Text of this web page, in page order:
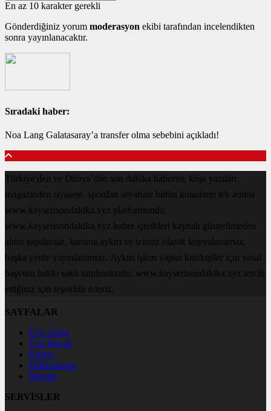
En az 10 karakter gerekli
Gönderdiğiniz yorum moderasyon ekibi tarafından incelendikten
sonra yayınlanacaktır.
Sıradaki haber:
Noa Lang Galatasaray’a transfer olma sebebini açıkladı!
Türkiye'den ve Dünya’dan son dakika haberler, köşe yazıları,
magazinden siyasete, spordan seyahate bütün konuların tek adresi
www.kayserisondakika.xyz platformunda;
www.kayserisondakika.xyz haber içerikleri kaynak gösterilmeden
alıntı yapılamaz, kanuna aykırı ve izinsiz olarak kopyalanamaz,
başka yerde yayınlanamaz. Aykırı işlem yapan kişi/kişiler için yasal
başvuru hakkı saklı tutulmaktadır. www.kayserisondakika.xyz tercih
ettiğiniz için teşekkür ederiz.
SAYFALAR
Üye Girişi
Üye Kaydı
Künye
Hakkımızda
İletişim
SERVİSLER